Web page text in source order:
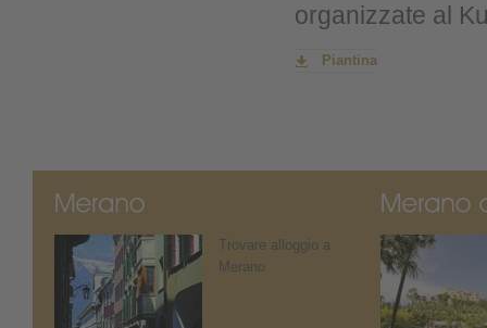
organizzate al
Piantina
Trovare alloggio a
Merano